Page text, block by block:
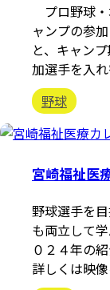
プロ野球
ャンプの参
と、キャン
加選手を入
野球
宮崎福祉医
野球選手を
も両立して
０２４年の
詳しくは映